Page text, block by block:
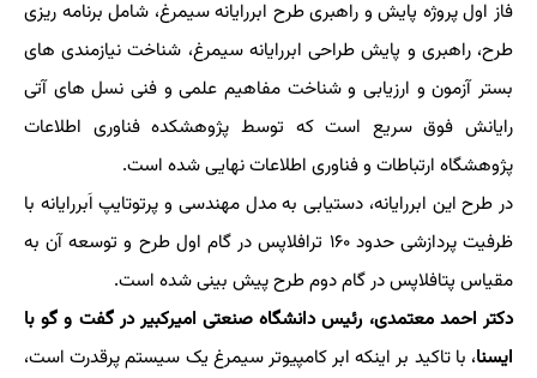
فاز اول پروژه پایش و راهبری طرح ابررایانه سیمرغ، شامل برنامه ریزی
طرح، راهبری و پایش طراحی ابررایانه سیمرغ، شناخت نیازمندی های
بستر آزمون و ارزیابی و شناخت مفاهیم علمی و فنی نسل های آتی
رایانش فوق سریع است که توسط پژوهشکده فناوری اطلاعات
پژوهشگاه ارتباطات و فناوری اطلاعات نهایی شده است.
در طرح این ابررایانه، دستیابی به مدل مهندسی و پرتوتایپ اَبررایانه با
ظرفیت پردازشی حدود ۱۶۰ ترافلاپس در گام اول طرح و توسعه آن به
مقیاس پتافلاپس در گام دوم طرح پیش بینی شده است.
دکتر احمد معتمدی، رئیس دانشگاه صنعتی امیرکبیر در گفت و گو با
ایسنا، با تاکید بر اینکه ابر کامپیوتر سیمرغ یک سیستم پرقدرت است،